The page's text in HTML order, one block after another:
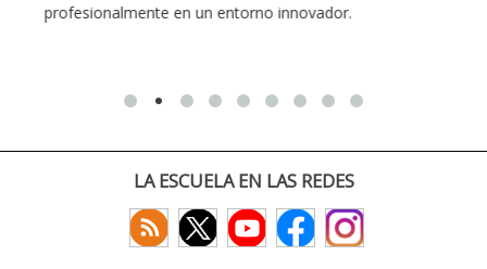
decisiones que he tomado.
LA ESCUELA EN LAS REDES